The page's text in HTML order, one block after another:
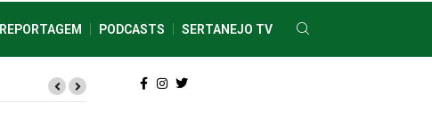
REPORTAGEM PODCASTS SERTANEJO TV